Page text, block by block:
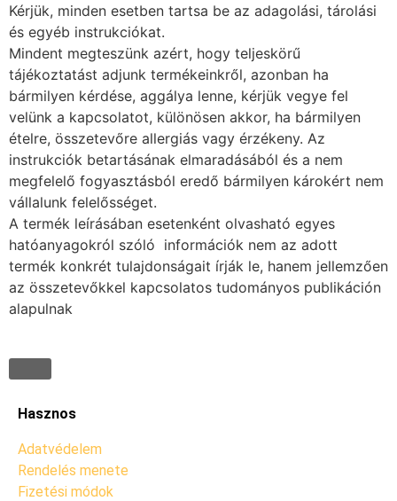
Kérjük, minden esetben tartsa be az adagolási, tárolási
és egyéb instrukciókat.
Mindent megteszünk azért, hogy teljeskörű
tájékoztatást adjunk termékeinkről, azonban ha
bármilyen kérdése, aggálya lenne, kérjük vegye fel
velünk a kapcsolatot, különösen akkor, ha bármilyen
ételre, összetevőre allergiás vagy érzékeny. Az
instrukciók betartásának elmaradásából és a nem
megfelelő fogyasztásból eredő bármilyen károkért nem
vállalunk felelősséget.
A termék leírásában esetenként olvasható egyes
hatóanyagokról szóló információk nem az adott
termék konkrét tulajdonságait írják le, hanem jellemzően
az összetevőkkel kapcsolatos tudományos publikáción
alapulnak
Hasznos
Adatvédelem
Rendelés menete
Fizetési módok